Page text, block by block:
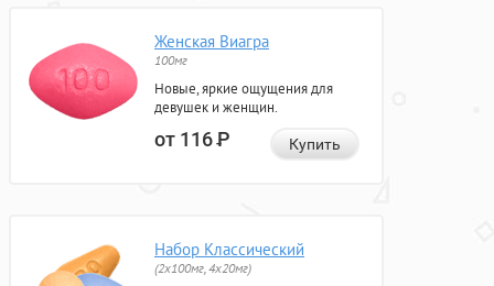
Женская Виагра
100мг
Новые, яркие ощущения для
девушек и женщин.
от 116Р Купить
Набор Классический
(2x100мг, 4x20мг)